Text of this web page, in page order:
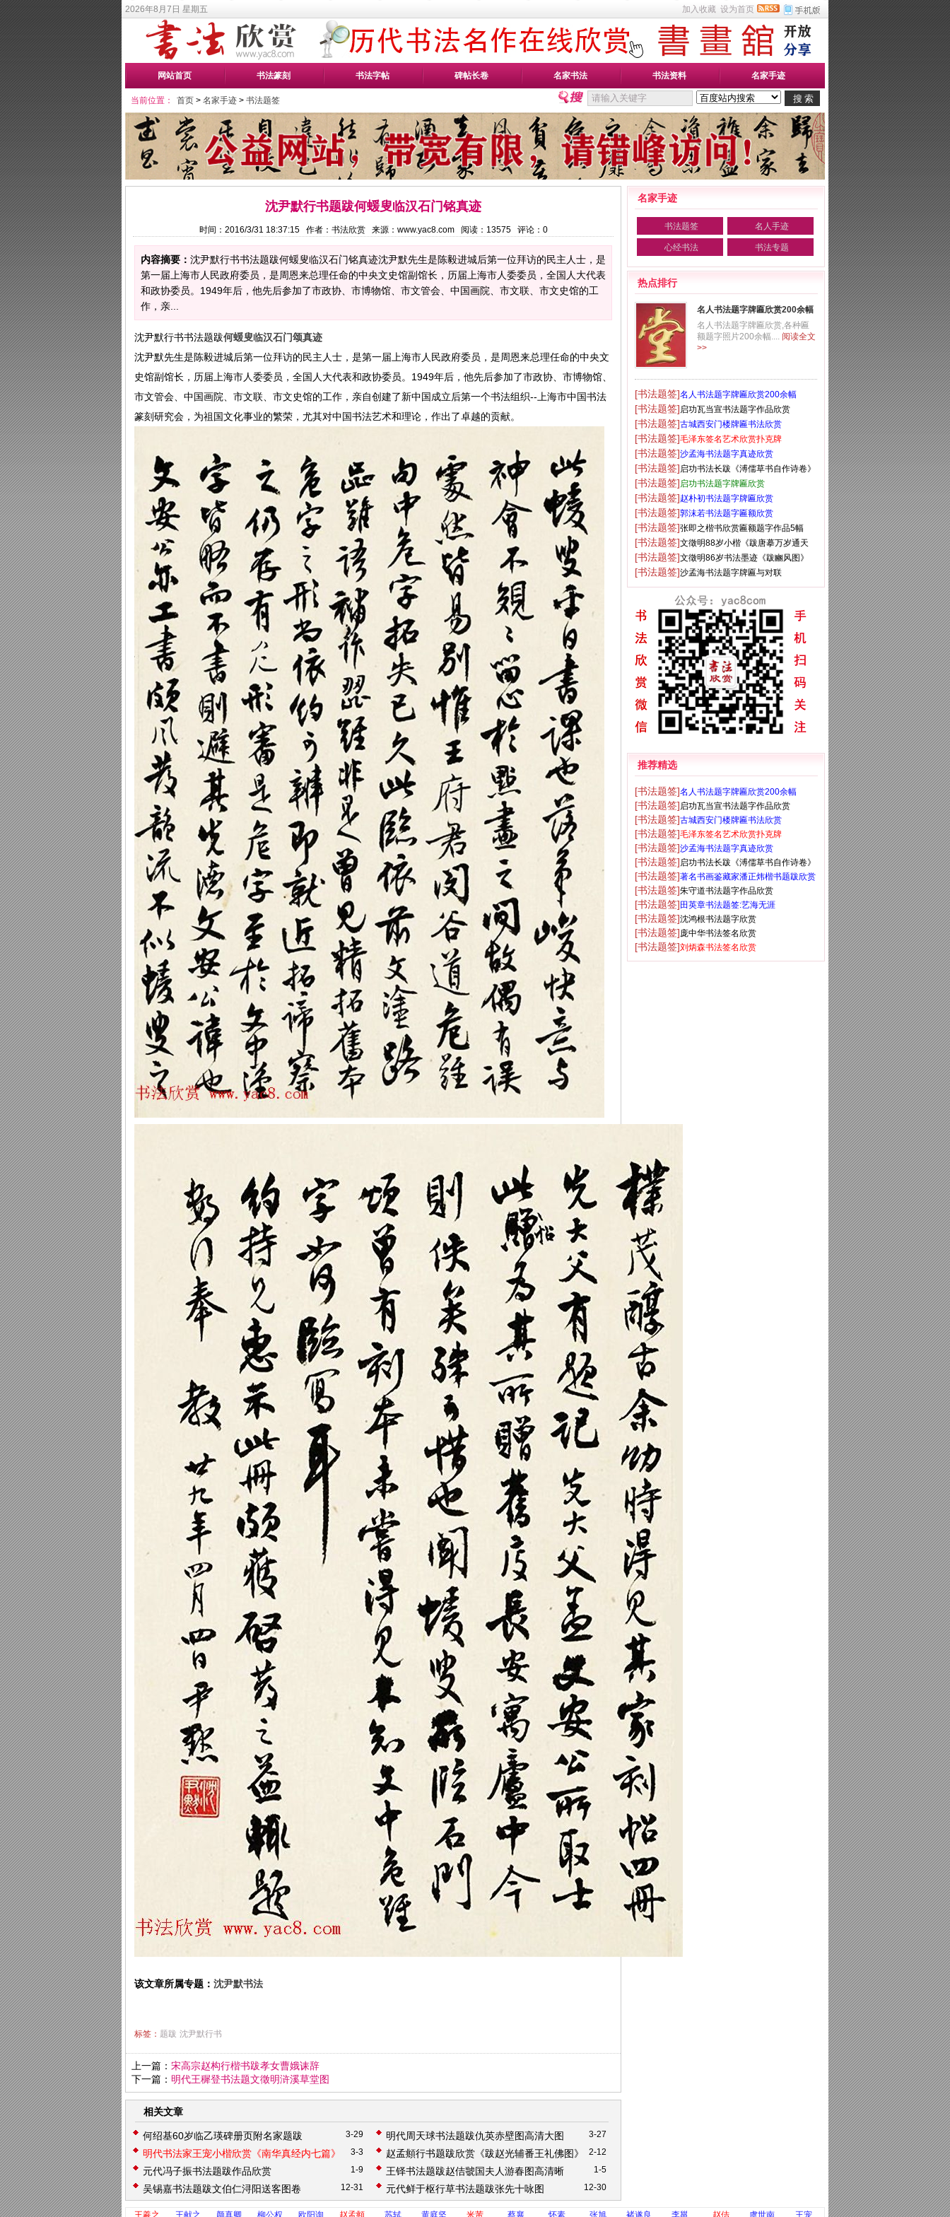
2026年8月7日 星期五 加入收藏 设为首页
网站首页 书法篆刻 书法字帖 碑帖长卷 名家书法 书法资料 名家手迹
当前位置： 首页 > 名家手迹 > 书法题签
沈尹默行书题跋何蝯叟临汉石门铭真迹
时间：2016/3/31 18:37:15 作者：书法欣赏 来源：www.yac8.com 阅读： 13575评论： 0
内容摘要： 沈尹默行书书法题跋何蝯叟临汉石门铭真迹沈尹默先生是陈毅进城后第一位拜访的民主人士，是
第一届上海市人民政府委员，是周恩来总理任命的中央文史馆副馆长，历届上海市人委委员，全国人大代表
和政协委员。1949年后，他先后参加了市政协、市博物馆、市文管会、中国画院、市文联、市文史馆的工
作，亲...
沈尹默行书书法题跋何蝯叟临汉石门颂真迹
沈尹默先生是陈毅进城后第一位拜访的民主人士，是第一届上海市人民政府委员，是周恩来总理任命的中央文
史馆副馆长，历届上海市人委委员，全国人大代表和政协委员。1949年后，他先后参加了市政协、市博物馆、
市文管会、中国画院、市文联、市文史馆的工作，亲自创建了新中国成立后第一个书法组织--上海市中国书法
篆刻研究会，为祖国文化事业的繁荣，尤其对中国书法艺术和理论，作出了卓越的贡献。
该文章所属专题： 沈尹默书法
标签： 题跋 沈尹默行书
上一篇： 宋高宗赵构行楷书跋孝女曹娥诔辞
下一篇： 明代王穉登书法题文徵明浒溪草堂图
相关文章
3-29
何绍基60岁临乙瑛碑册页附名家题跋 3-27
明代周天球书法题跋仇英赤壁图高清大图
3-3
明代书法家王宠小楷欣赏《南华真经内七篇》 2-12
赵孟頫行书题跋欣赏《跋赵光辅番王礼佛图》
1-9
元代冯子振书法题跋作品欣赏 1-5
王铎书法题跋赵佶虢国夫人游春图高清晰
12-31
吴锡嘉书法题跋文伯仁浔阳送客图卷 12-30
元代鲜于枢行草书法题跋张先十咏图
名家手迹
书法题签 名人手迹
心经书法 书法专题
热点排行
名人书法题字牌匾欣赏200余幅
名人书法题字牌匾欣赏,各种匾
额题字照片200余幅.... 阅读全文
>>
[书法题签]名人书法题字牌匾欣赏200余幅
[书法题签]启功瓦当宣书法题字作品欣赏
[书法题签]古城西安门楼牌匾书法欣赏
[书法题签]毛泽东签名艺术欣赏扑克牌
[书法题签]沙孟海书法题字真迹欣赏
[书法题签]启功书法长跋《溥儒草书自作诗卷》
[书法题签]启功书法题字牌匾欣赏
[书法题签]赵朴初书法题字牌匾欣赏
[书法题签]郭沫若书法题字匾额欣赏
[书法题签]张即之楷书欣赏匾额题字作品5幅
[书法题签]文徵明88岁小楷《跋唐摹万岁通天
帖》
[书法题签]文徵明86岁书法墨迹《跋豳风图》
[书法题签]沙孟海书法题字牌匾与对联
推荐精选
[书法题签]名人书法题字牌匾欣赏200余幅
[书法题签]启功瓦当宣书法题字作品欣赏
[书法题签]古城西安门楼牌匾书法欣赏
[书法题签]毛泽东签名艺术欣赏扑克牌
[书法题签]沙孟海书法题字真迹欣赏
[书法题签]启功书法长跋《溥儒草书自作诗卷》
[书法题签]著名书画鉴藏家潘正炜楷书题跋欣赏
[书法题签]朱守道书法题字作品欣赏
[书法题签] 田英章书法题签:艺海无涯
[书法题签]沈鸿根书法题字欣赏
[书法题签]庞中华书法签名欣赏
[书法题签]刘炳森书法签名欣赏
王羲之 王献之 颜真卿 柳公权 欧阳询 赵孟頫 苏轼 黄庭坚 米芾 蔡襄 怀素 张旭 褚遂良 李邕 赵佶 虞世南 王宠